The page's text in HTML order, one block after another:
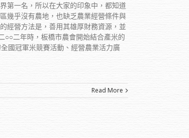
第一名，所以在大家的印象中，都知道
幾乎沒有農地，也缺乏農業經營條件與
經營方法是，善用其雄厚財務資源，並
○○二年時，板橋市農會開始結合產米的
國冠軍米競賽活動、經營農業活力廣
Read More